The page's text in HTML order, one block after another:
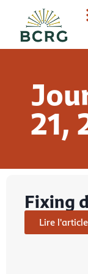
21,
Fixing
Lire l'article